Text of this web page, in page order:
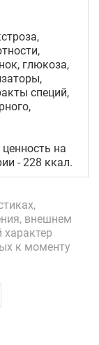
глюкоза,
специй,
на
- 228 ккал.
внешнем
характер
к моменту